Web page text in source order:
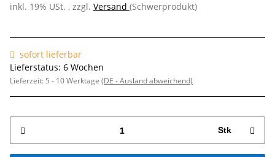
inkl. 19% USt. , zzgl. Versand (Schwerprodukt)
sofort lieferbar
Lieferstatus: 6 Wochen
Lieferzeit: 5 - 10 Werktage (DE - Ausland abweichend)
Stk